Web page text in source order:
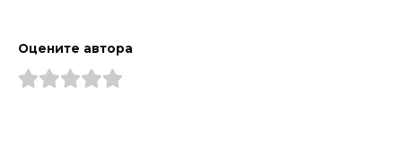
Оцените автора